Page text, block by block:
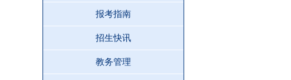
报考指南
招生快讯
教务管理